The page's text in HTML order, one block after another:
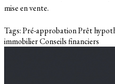
mise en vente.
Tags:Pré-approbationPrêt
immobilierConseils financiers